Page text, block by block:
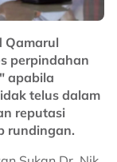
Qamarul
perpindahan
apabila
telus dalam
reputasi
rundingan.